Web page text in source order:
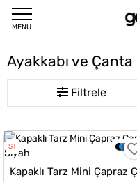
MENU
Ayakkabı ve Çanta
Filtrele
ST